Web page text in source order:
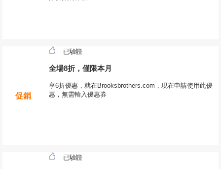
促銷
已驗證
全場8折，僅限本月
享6折優惠，就在Brooksbrothers.com，現在申請使用此優
惠，無需輸入優惠券
已驗證